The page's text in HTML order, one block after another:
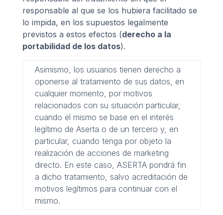
responsable al que se los hubiera facilitado se
lo impida, en los supuestos legalmente
previstos a estos efectos (derecho a la
portabilidad de los datos).
Asimismo, los usuarios tienen derecho a
oponerse al tratamiento de sus datos, en
cualquier momento, por motivos
relacionados con su situación particular,
cuando el mismo se base en el interés
legítimo de Aserta o de un tercero y, en
particular, cuando tenga por objeto la
realización de acciones de marketing
directo. En este caso, ASERTA pondrá fin
a dicho tratamiento, salvo acreditación de
motivos legítimos para continuar con el
mismo.